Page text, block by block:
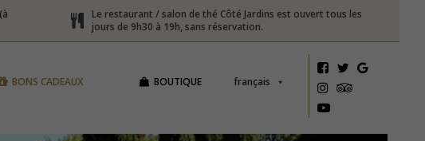
Le restaurant / salon de thé Côté Jardins est ouvert tous les
jours de 9h30 à 19h, sans réservation.
français
BOUTIQUE
BONS CADEAUX